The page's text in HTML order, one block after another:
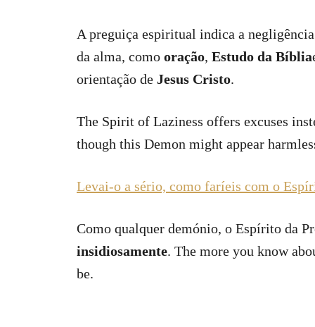
A preguiça espiritual indica a
da alma, como oração, Estudo da Bíblia
orientação de Jesus Cristo.
The Spirit of Laziness offers excuses
though this Demon might appear
Levai-o a sério, como faríeis com o
Como qualquer demónio, o Espírito da
insidiosamente. The more you know
be.